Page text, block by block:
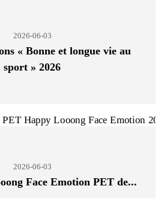
2026-06-03
« Bonne et longue vie au
sport » 2026
2026-06-03
Face Emotion PET de...